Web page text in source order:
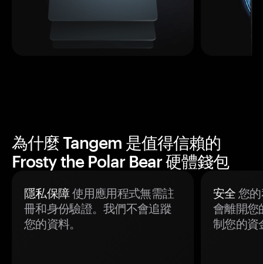
為什麼 Tangem 是值得信賴的
Frosty the Polar Bear 硬體錢包
隱私保障使用應用程式無需註
冊和身份驗證。我們不會追蹤
您的資料。
安全 您
會離開您
制您的資